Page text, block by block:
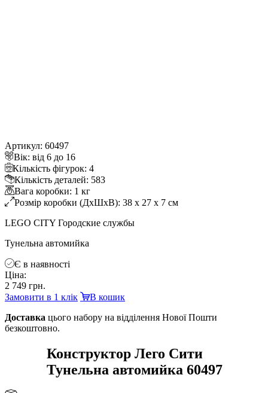
Артикул: 60497
ік: від 6 до 16
Кількість фігурок: 4
Кількість деталей: 583
ага коробки: 1 к
Розмір коробки (ДхШхВ): 38 x 27 x 7 см
LEGO CITY Городские службы
Тунельна автомийка
Є в наявності
Ціна:
2 749 грн.
Замовити в 1 клік
кошик
Доставка цього набору на відділення Нової Пошти
езкоштовно.
Конструктор Лего Сити
Тунельна автомийка 60497